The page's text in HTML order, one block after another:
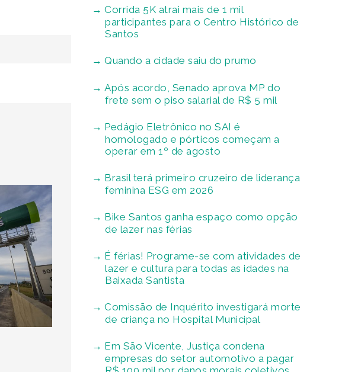
Corrida 5K atrai mais de 1 mil
participantes para o Centro Histórico de
Santos
Quando a cidade saiu do prumo
Após acordo, Senado aprova MP do
frete sem o piso salarial de R$ 5 mil
Pedágio Eletrônico no SAI é
homologado e pórticos começam a
operar em 1º de agosto
Brasil terá primeiro cruzeiro de liderança
feminina ESG em 2026
Bike Santos ganha espaço como opção
de lazer nas férias
É férias! Programe-se com atividades de
lazer e cultura para todas as idades na
Baixada Santista
Comissão de Inquérito investigará morte
de criança no Hospital Municipal
Em São Vicente, Justiça condena
empresas do setor automotivo a pagar